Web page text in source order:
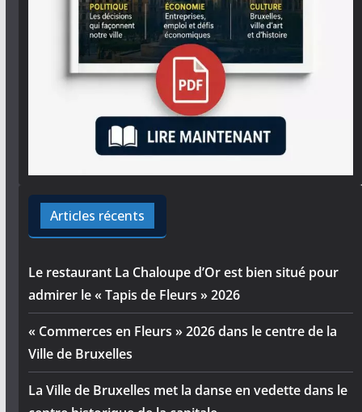
Articles récents
Le restaurant La Chaloupe d’Or est bien situé pour
admirer le « Tapis de Fleurs » 2026
« Commerces en Fleurs » 2026 dans le centre de la
Ville de Bruxelles
La Ville de Bruxelles met la danse en vedette dans le